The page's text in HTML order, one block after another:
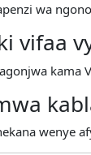
wa
vifaa
kama
wenye